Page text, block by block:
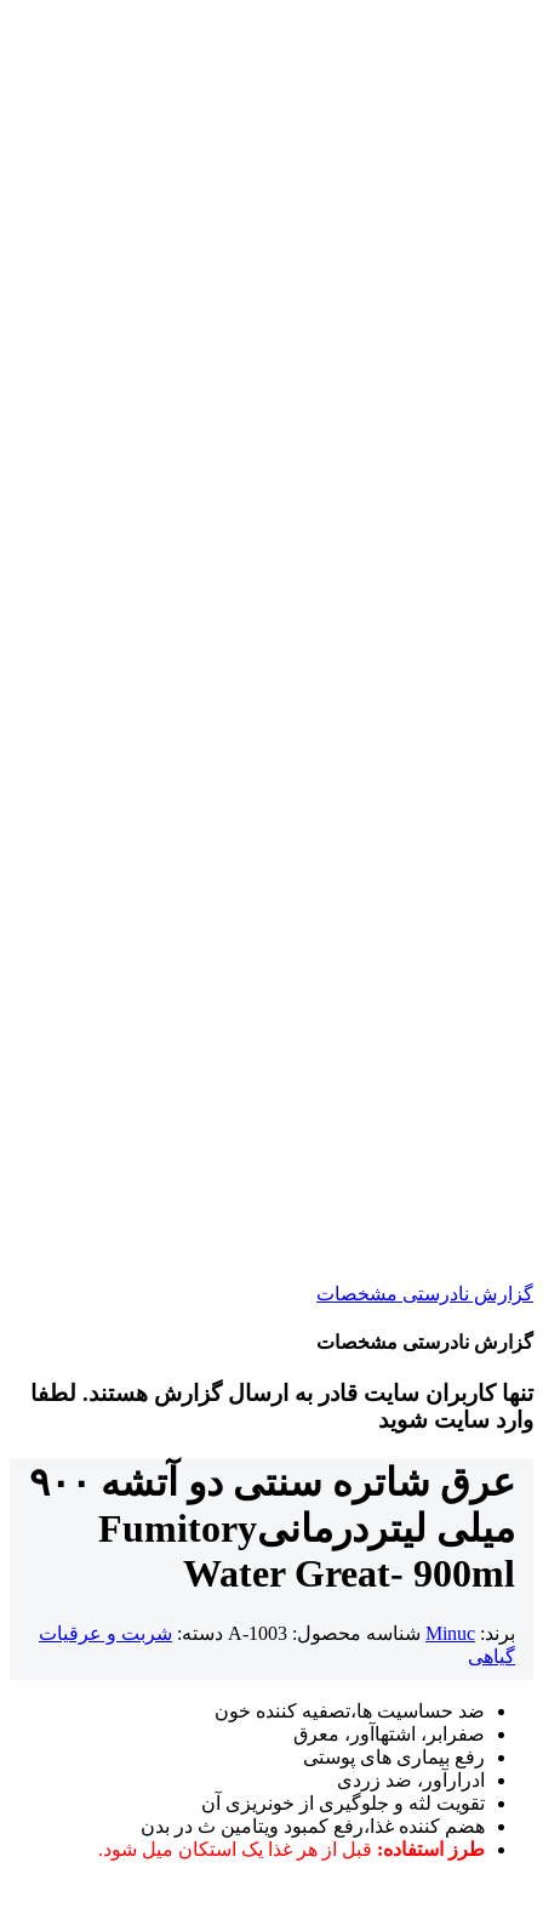
گزارش نادرستی مشخصات
گزارش نادرستی مشخصات
تنها کاربران سایت قادر به ارسال گزارش هستند. لطفا
وارد سایت شوید
عرق شاتره سنتی دو آتشه ۹۰۰
میلی لیتر درمانیFumitory
Water Great- 900ml
برند: Minuc شناسه محصول: A-1003 دسته: شربت و عرقیات
گیاهی
ضد حساسیت ها،تصفیه کننده خون
صفرابر، اشتهاآور، معرق
رفع بیماری های پوستی
ادرارآور، ضد زردی
تقویت لثه و جلوگیری از خونریزی آن
هضم کننده غذا،رفع کمبود ویتامین ث در بدن
طرز استفاده: قبل از هر غذا یک استکان میل شود.